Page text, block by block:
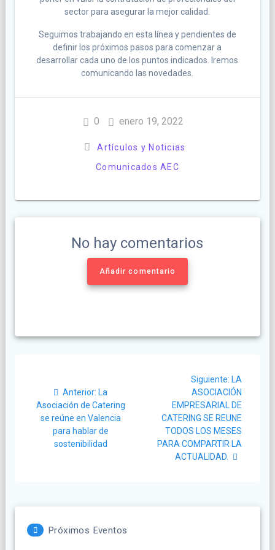
sector para asegurar la mejor calidad.
Seguimos trabajando en esta línea y pendientes de
definir los próximos pasos para comenzar a
desarrollar cada uno de los puntos indicados. Iremos
comunicando las novedades.
0 enero 19, 2022
Artículos y Noticias
Comunicados AEC
No hay comentarios
Añadir comentario
entradas
Anterior: Post
anterior:
La
Asociación de Catering
se reúne en Valencia
para hablar de
sostenibilidad
Siguiente: Siguiente
post:
LA
ASOCIACIÓN
EMPRESARIAL DE
CATERING SE REUNE
TODOS LOS MESES
PARA COMPARTIR LA
ACTUALIDAD.
Próximos Eventos